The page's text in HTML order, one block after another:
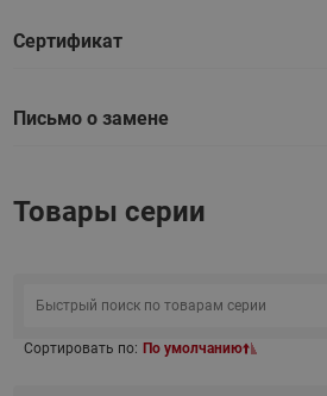
Сертификат
Письмо о замене
Товары серии
Сортировать по: По умолчанию